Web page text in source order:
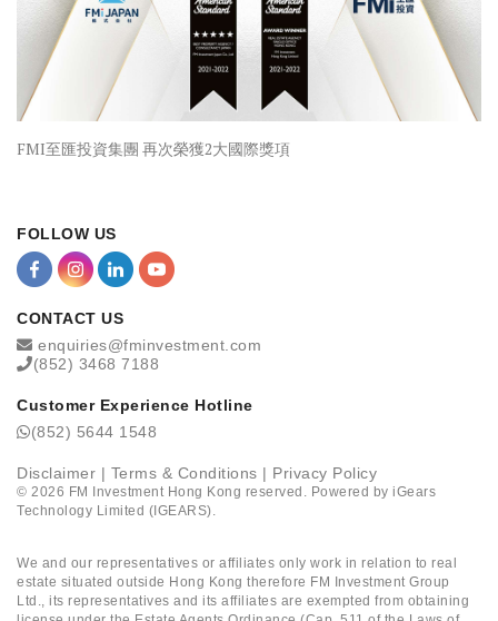
FMI至匯投資集團 再次榮獲2大國際獎項
FOLLOW US
CONTACT US
enquiries@fminvestment.com
(852) 3468 7188
Customer Experience Hotline
(852) 5644 1548
Disclaimer | Terms & Conditions | Privacy Policy
© 2026 FM Investment Hong Kong reserved. Powered by iGears
Technology Limited (IGEARS)
We and our representatives or affiliates only work in relation to real
estate situated outside Hong Kong therefore FM Investment Group
Ltd., its representatives and its affiliates are exempted from obtaining